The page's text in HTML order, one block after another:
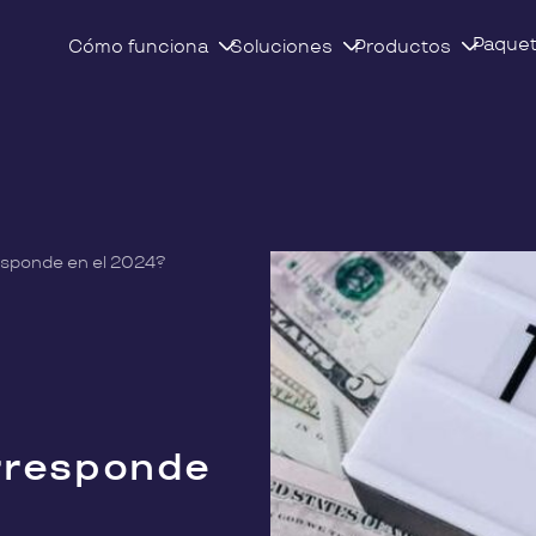
Cómo funciona Soluciones Productos
en el 2024?